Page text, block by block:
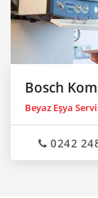
Bosch
Beyaz Eşya
0242